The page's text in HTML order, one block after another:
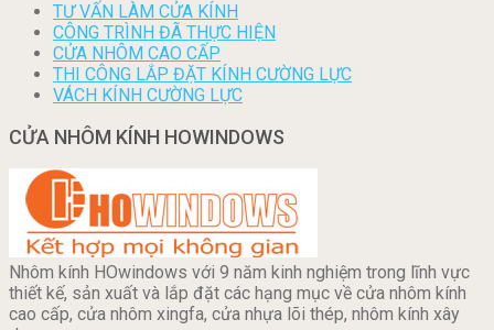
TƯ VẤN LÀM CỬA KÍNH
CÔNG TRÌNH ĐÃ THỰC HIỆN
CỬA NHÔM CAO CẤP
THI CÔNG LẮP ĐẶT KÍNH CƯỜNG LỰC
VÁCH KÍNH CƯỜNG LỰC
CỬA NHÔM KÍNH HOWINDOWS
Nhôm kính HOwindows với 9 năm kinh nghiệm trong lĩnh vực
thiết kế, sản xuất và lắp đặt các hạng mục về cửa nhôm kính
cao cấp, cửa nhôm xingfa, cửa nhựa lõi thép, nhôm kính xây